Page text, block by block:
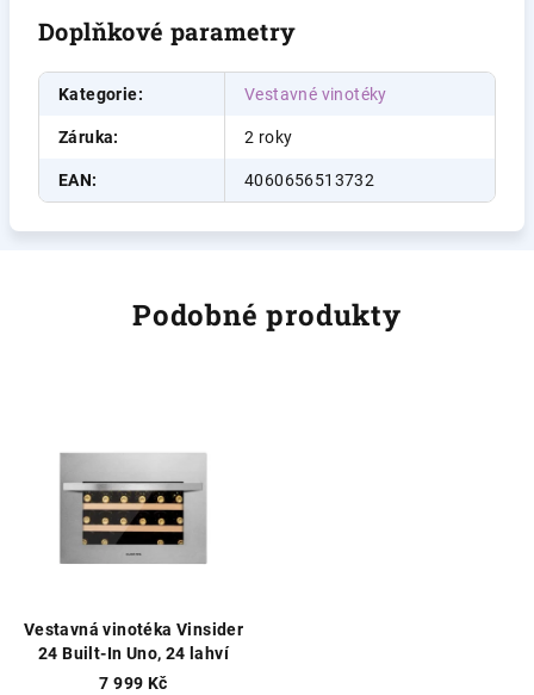
Doplňkové parametry
Kategorie: Vestavné vinotéky
Záruka: 2 roky
EAN: 4060656513732
Podobné produkty
Vestavná vinotéka Vinsider
24 Built-In Uno, 24 lahví
7 999 Kč